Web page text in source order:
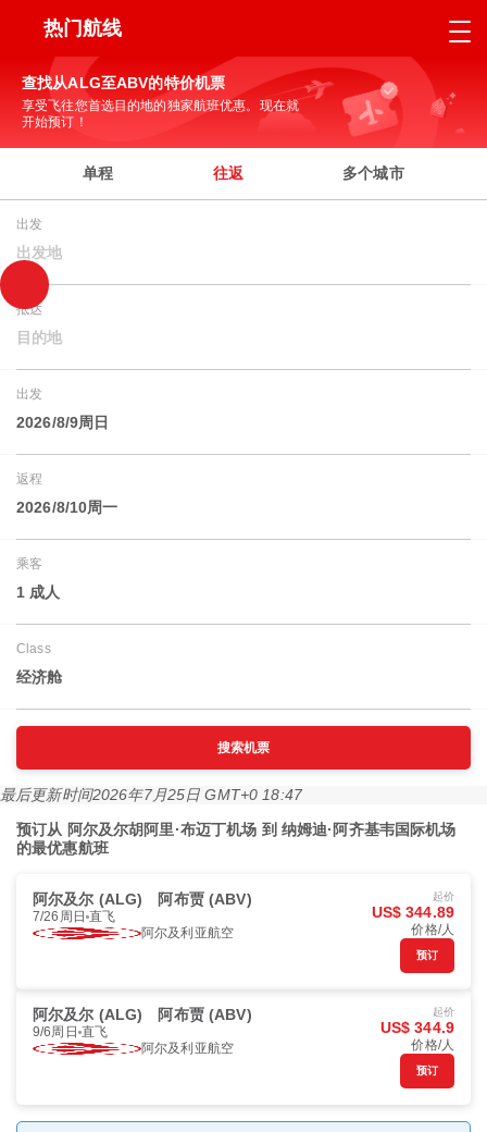
热门航线
查找从ALG至ABV的特价机票
享受飞往您首选目的地的独家航班优惠。现在就
开始预订！
单程 往返 多个城市
出发
出发地
抵达
目的地
出发
2026/8/9周日
返程
2026/8/10周一
乘客
1 成人
Class
经济舱
搜索机票
最后更新时间2026年7月25日 GMT+0 18:47
预订从 阿尔及尔胡阿里·布迈丁机场 到 纳姆迪·阿齐基韦国际机场
的最优惠航班
阿尔及尔 (ALG) 阿布贾 (ABV)
7/26周日 直飞
阿尔及利亚航空
起价
US$ 344.89
价格/人
预订
阿尔及尔 (ALG) 阿布贾 (ABV)
9/6周日 直飞
阿尔及利亚航空
起价
US$ 344.9
价格/人
预订